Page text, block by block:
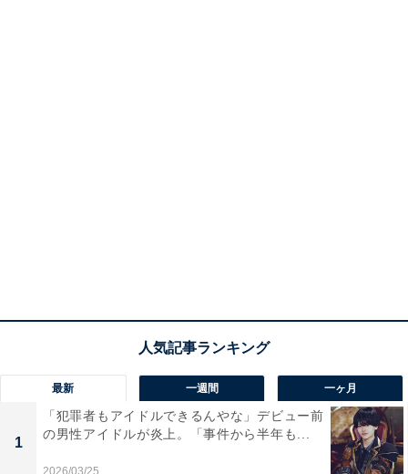
最新 一週間 一ヶ月
1
「犯罪者もアイドルできるんやな」デビュー前
の男性アイドルが炎上。「事件から半年も...